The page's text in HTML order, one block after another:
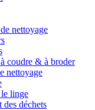
nettoyage
coudre & à broder
nettoyage
linge
des déchets